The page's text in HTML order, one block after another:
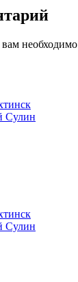
необходимо
Сулин
Сулин